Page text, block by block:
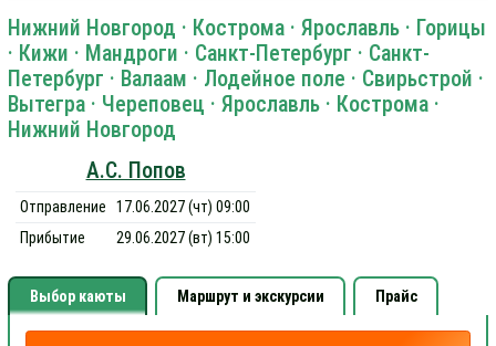
Нижний Новгород · Кострома · Ярославль · Горицы
· Кижи · Мандроги · Санкт-Петербург · Санкт-
Петербург · Валаам · Лодейное поле · Свирьстрой ·
Вытегра · Череповец · Ярославль · Кострома ·
Нижний Новгород
А.С. Попов
Отправление
17.06.2027 (чт) 09:00
Прибытие
29.06.2027 (вт) 15:00
Выбор каюты Маршрут и экскурсии Прайс